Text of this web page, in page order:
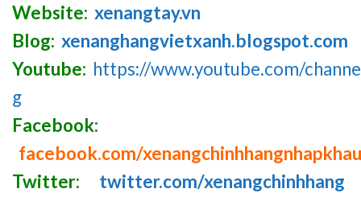
Website: xenangtay.vn
Blog: xenanghangvietxanh.blogspot.com
Youtube: https://www.youtube.com/
g
Facebook:
facebook.com/xenangchinhhangnhapkhau
Twitter:
twitter.com/xenangchinhhang